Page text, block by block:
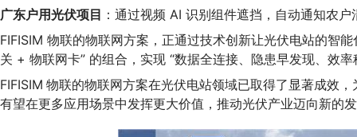
广东户用光伏项目 ：通过视频 AI 识别组件遮挡，自动通知农
FIFISIM 物联的物联网方案，正通过技术创新让光伏电站的智
关 + 物联网卡” 的组合，实现 “数据全连接、隐患早发现、效
FIFISIM 物联的物联网方案在光伏电站领域已取得了显著成效
有望在更多应用场景中发挥更大价值，推动光伏产业迈向新的